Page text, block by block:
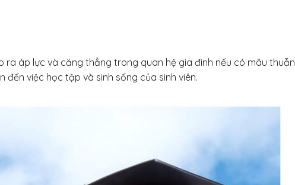
áp lực và căng thẳng trong quan hệ gia đình nếu có mâu thuẫn
việc học tập và sinh sống của sinh viên.